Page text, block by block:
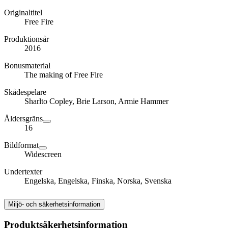
Originaltitel
Free Fire
Produktionsår
2016
Bonusmaterial
The making of Free Fire
Skådespelare
Sharlto Copley, Brie Larson, Armie Hammer
Åldersgräns
16
Bildformat
Widescreen
Undertexter
Engelska, Engelska, Finska, Norska, Svenska
Miljö- och säkerhetsinformation
Produktsäkerhetsinformation